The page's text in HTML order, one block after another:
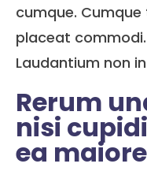
cumque.
placeat
Laudantium non
Rerum
nisi
ea